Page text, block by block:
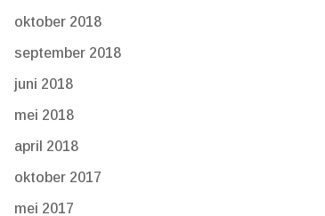
oktober 2018
september 2018
juni 2018
mei 2018
april 2018
oktober 2017
mei 2017